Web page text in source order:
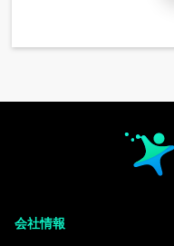
会社情報